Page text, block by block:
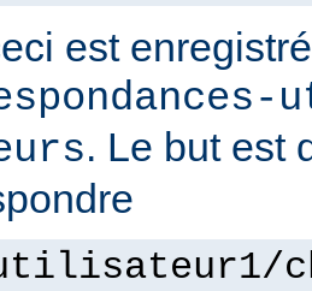
est
. Le but est